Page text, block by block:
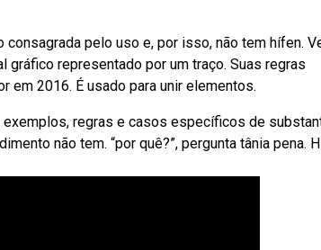
pelo uso e, por isso, não tem hífen.
representado por um traço. Suas regras
em 2016. É usado para unir elementos.
regras e casos específicos de
não tem. “por quê?”, pergunta tânia pena.